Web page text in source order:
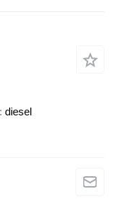
diesel